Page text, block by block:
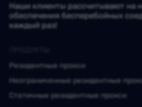
Наши клиенты рассчитывают на
обеспечения бесперебойных
каждый раз!
Резидентные прокси
Неограниченные резидентные
Статичные резидентные прокси